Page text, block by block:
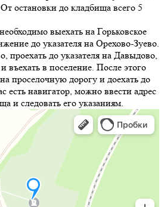
остановки до кладбища всего 5
необходимо выехать на Горьковское
до указателя на Орехово-Зуево.
проехать до указателя на Давыдово,
въехать в поселение. После этого
проселочную дорогу и доехать до
есть навигатор, можно ввести адрес
и следовать его указаниям.